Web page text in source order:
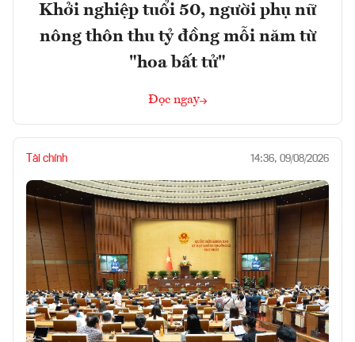
Khởi nghiệp tuổi 50, người phụ nữ
nông thôn thu tỷ đồng mỗi năm từ
"hoa bất tử"
Đọc ngay
Tài chính 14:36, 09/08/2026